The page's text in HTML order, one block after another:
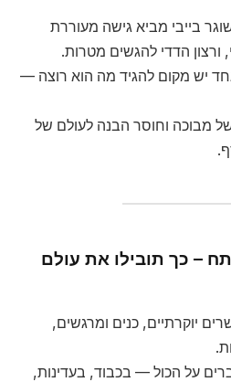
בייבי מביא גישה מעוררת
ורצון הדדי להגשים מטרות.
יש מקום להגיד מה הוא רוצה —
של מבוכה וחוסר הבנה לעולם של
– כך תובילו את עולם
יוקרתיים, כנים ומרגשים,
על הכול — בכבוד, בעדינות,